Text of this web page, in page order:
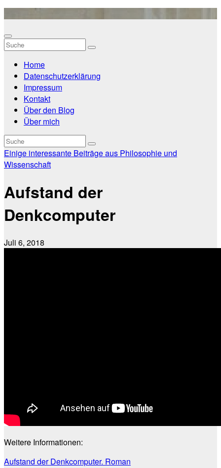
springen
Home
Datenschutzerklärung
Impressum
Kontakt
Über den Blog
Über mich
Einige interessante Beiträge aus Philosophie und
Wissenschaft
Aufstand der
Denkcomputer
Juli 6, 2018
Weitere Informationen:
Aufstand der Denkcomputer. Roman